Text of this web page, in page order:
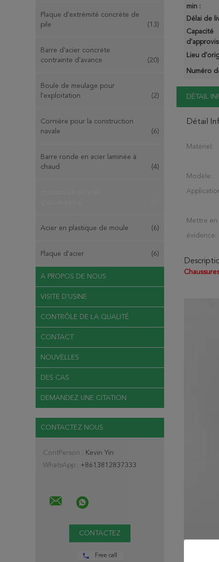
Plaque d'extrémité concrète de
pile
(13)
Barre d'acier concrète
contrainte d'avance
(20)
Boule de meulage pour
l'exploitation
(2)
Cornière pour la construction
navale
(6)
Barre ronde en acier laminée à
chaud
(4)
Acier en plastique de moule (6)
Plaque d'acier (6)
A PROPOS DE NOUS
VISITE D'USINE
CONTRÔLE DE LA QUALITÉ
CONTACT
NOUVELLES
DES CAS
DEMANDEZ UNE CITATION
CONTACTEZ NOUS
ContPerson : Kevin Yin
WhatsApp : +8613812837333
Free call
min :
Délai de
Capacité
Lieu
Numéro
DÉTAIL
Détail
Matériel:
Modèle:
Mettre en
évidence: